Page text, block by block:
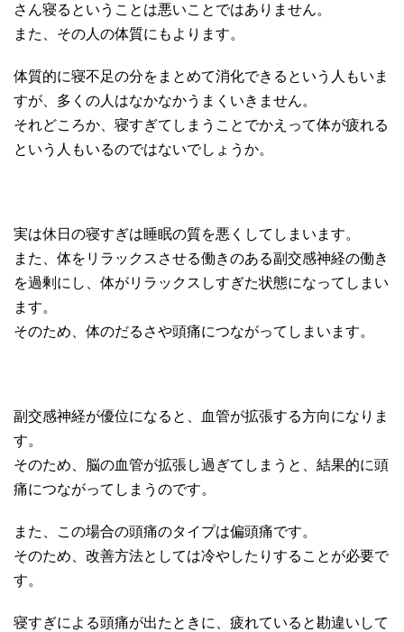
さん寝るということは悪いことではありません。
また、その人の体質にもよります。
体質的に寝不足の分をまとめて消化できるという人もいま
すが、多くの人はなかなかうまくいきません。
それどころか、寝すぎてしまうことでかえって体が疲れる
という人もいるのではないでしょうか。
実は休日の寝すぎは睡眠の質を悪くしてしまいます。
また、体をリラックスさせる働きのある副交感神経の働き
を過剰にし、体がリラックスしすぎた状態になってしまい
ます。
そのため、体のだるさや頭痛につながってしまいます。
副交感神経が優位になると、血管が拡張する方向になりま
す。
そのため、脳の血管が拡張し過ぎてしまうと、結果的に頭
痛につながってしまうのです。
また、この場合の頭痛のタイプは偏頭痛です。
そのため、改善方法としては冷やしたりすることが必要で
す。
寝すぎによる頭痛が出たときに、疲れていると勘違いして